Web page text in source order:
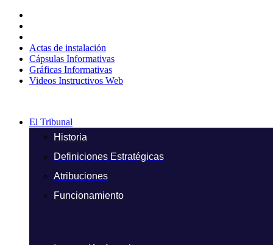
contenido
Actas de instalación
Cápsulas Informativas
Gráficas Informativas
Videos Instructivos Web
El Tribunal
Historia
Definiciones Estratégicas
Atribuciones
Funcionamiento